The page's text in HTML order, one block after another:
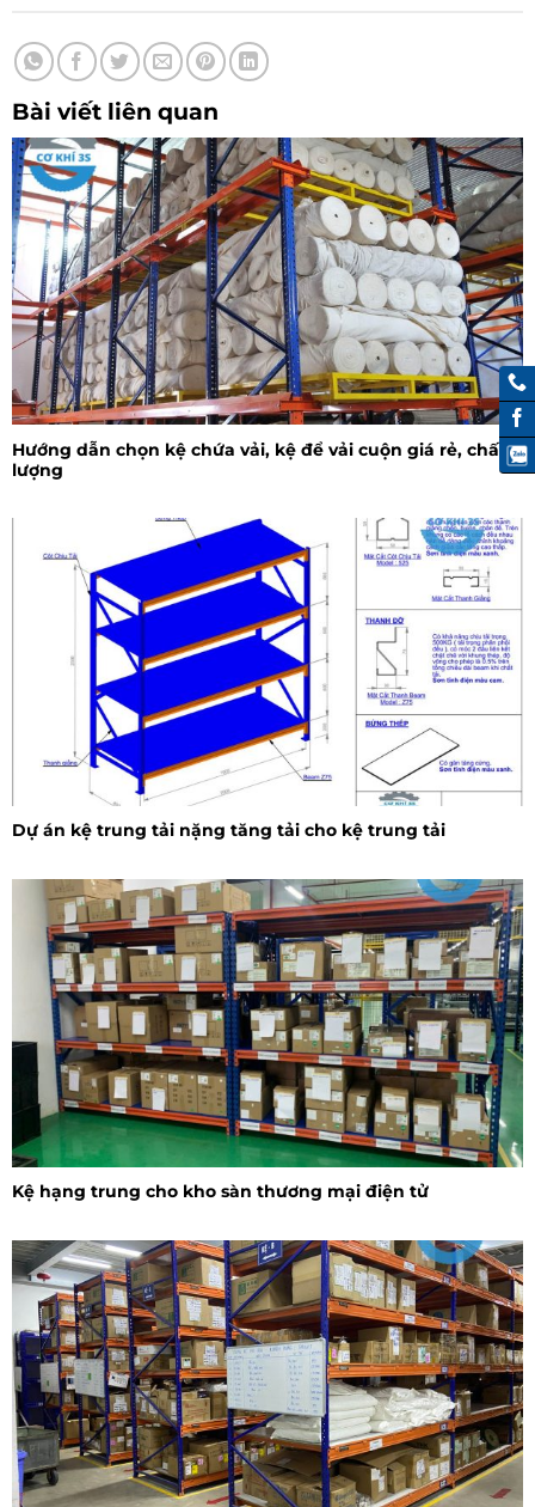
Bài viết liên quan
Hướng dẫn chọn kệ chứa vải, kệ để vải cuộn giá rẻ, chất
lượng
Dự án kệ trung tải nặng tăng tải cho kệ trung tải
Kệ hạng trung cho kho sàn thương mại điện tử